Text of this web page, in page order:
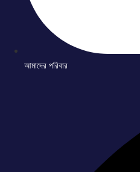
আমাদের পরিবার